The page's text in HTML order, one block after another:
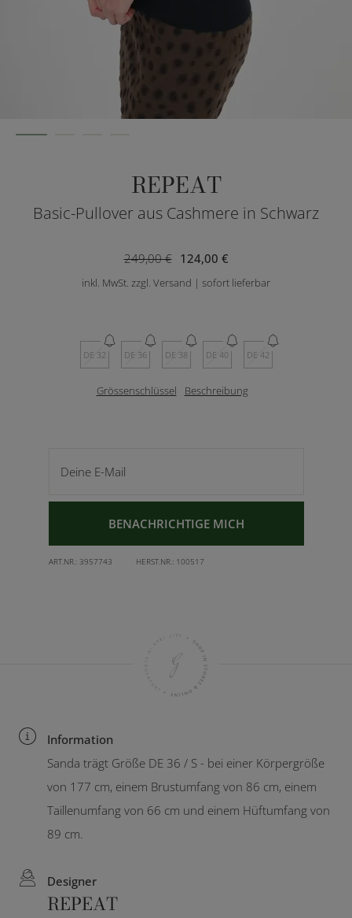
REPEAT
Basic-Pullover aus Cashmere in Schwarz
124,00 €
249,00 €
inkl. MwSt. zzgl. Versand | sofort lieferbar
DE 32 DE 36 DE 38 DE 40 DE 42
Grössenschlüssel Beschreibung
BENACHRICHTIGE MICH
ART.NR.: 3957743 HERST.NR.: 100517
Information
Sanda trägt Größe DE 36 / S - bei einer Körpergröße
von 177 cm, einem Brustumfang von 86 cm, einem
Taillenumfang von 66 cm und einem Hüftumfang von
89 cm.
Designer
REPEAT